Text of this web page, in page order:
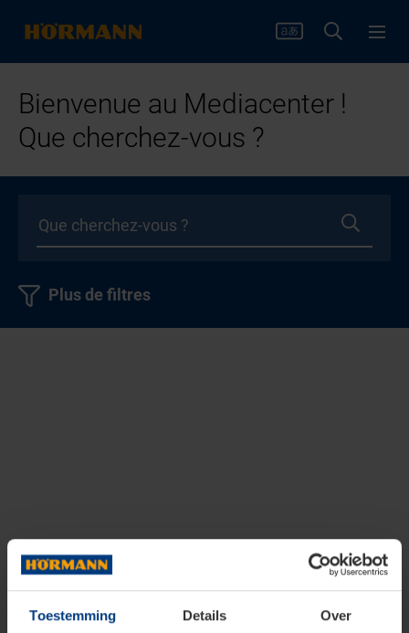
Toestemming Details Over
Bienvenue au Mediacenter !
Que cherchez-vous ?
Plus de filtres